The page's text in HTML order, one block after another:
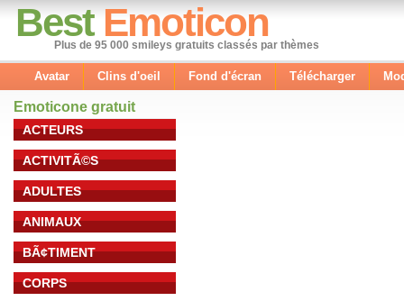
Best Emoticon
Plus de 95 000 smileys gratuits classés par thèmes
Avatar Clins d'oeil Fond d'écran Télécharger
Emoticone gratuit
ACTEURS
ACTIVITÃ©S
ADULTES
ANIMAUX
BÃ¢TIMENT
CORPS